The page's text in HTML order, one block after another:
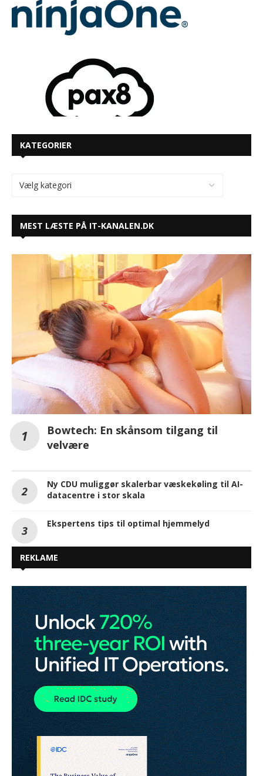
KATEGORIER
MEST LÆSTE PÅ IT-KANALEN.DK
Bowtech: En skånsom tilgang til
velvære
Ny CDU muliggør skalerbar væskekøling til AI-
datacentre i stor skala
Ekspertens tips til optimal hjemmelyd
REKLAME